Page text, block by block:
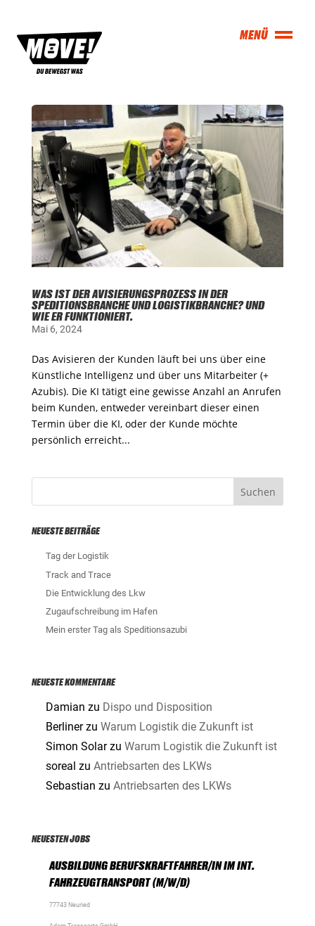
WAS IST DER AVISIERUNGSPROZESS IN DER
SPEDITIONSBRANCHE UND LOGISTIKBRANCHE? UND
WIE ER FUNKTIONIERT.
Mai 6, 2024
Das Avisieren der Kunden läuft bei uns über eine
Künstliche Intelligenz und über uns Mitarbeiter (+
Azubis). Die KI tätigt eine gewisse Anzahl an Anrufen
beim Kunden, entweder vereinbart dieser einen
Termin über die KI, oder der Kunde möchte
persönlich erreicht...
NEUESTE BEITRÄGE
Tag der Logistik
Track and Trace
Die Entwicklung des Lkw
Zugaufschreibung im Hafen
Mein erster Tag als Speditionsazubi
NEUESTE KOMMENTARE
Damian zu Dispo und Disposition
Berlinerzu Warum Logistik die Zukunft ist
Simon Solarzu Warum Logistik die Zukunft ist
soreal zu Antriebsarten des LKWs
Sebastian zu Antriebsarten des LKWs
NEUESTEN JOBS
AUSBILDUNG BERUFSKRAFTFAHRER/IN IM INT.
FAHRZEUGTRANSPORT (M/W/D)
77743 Neuried